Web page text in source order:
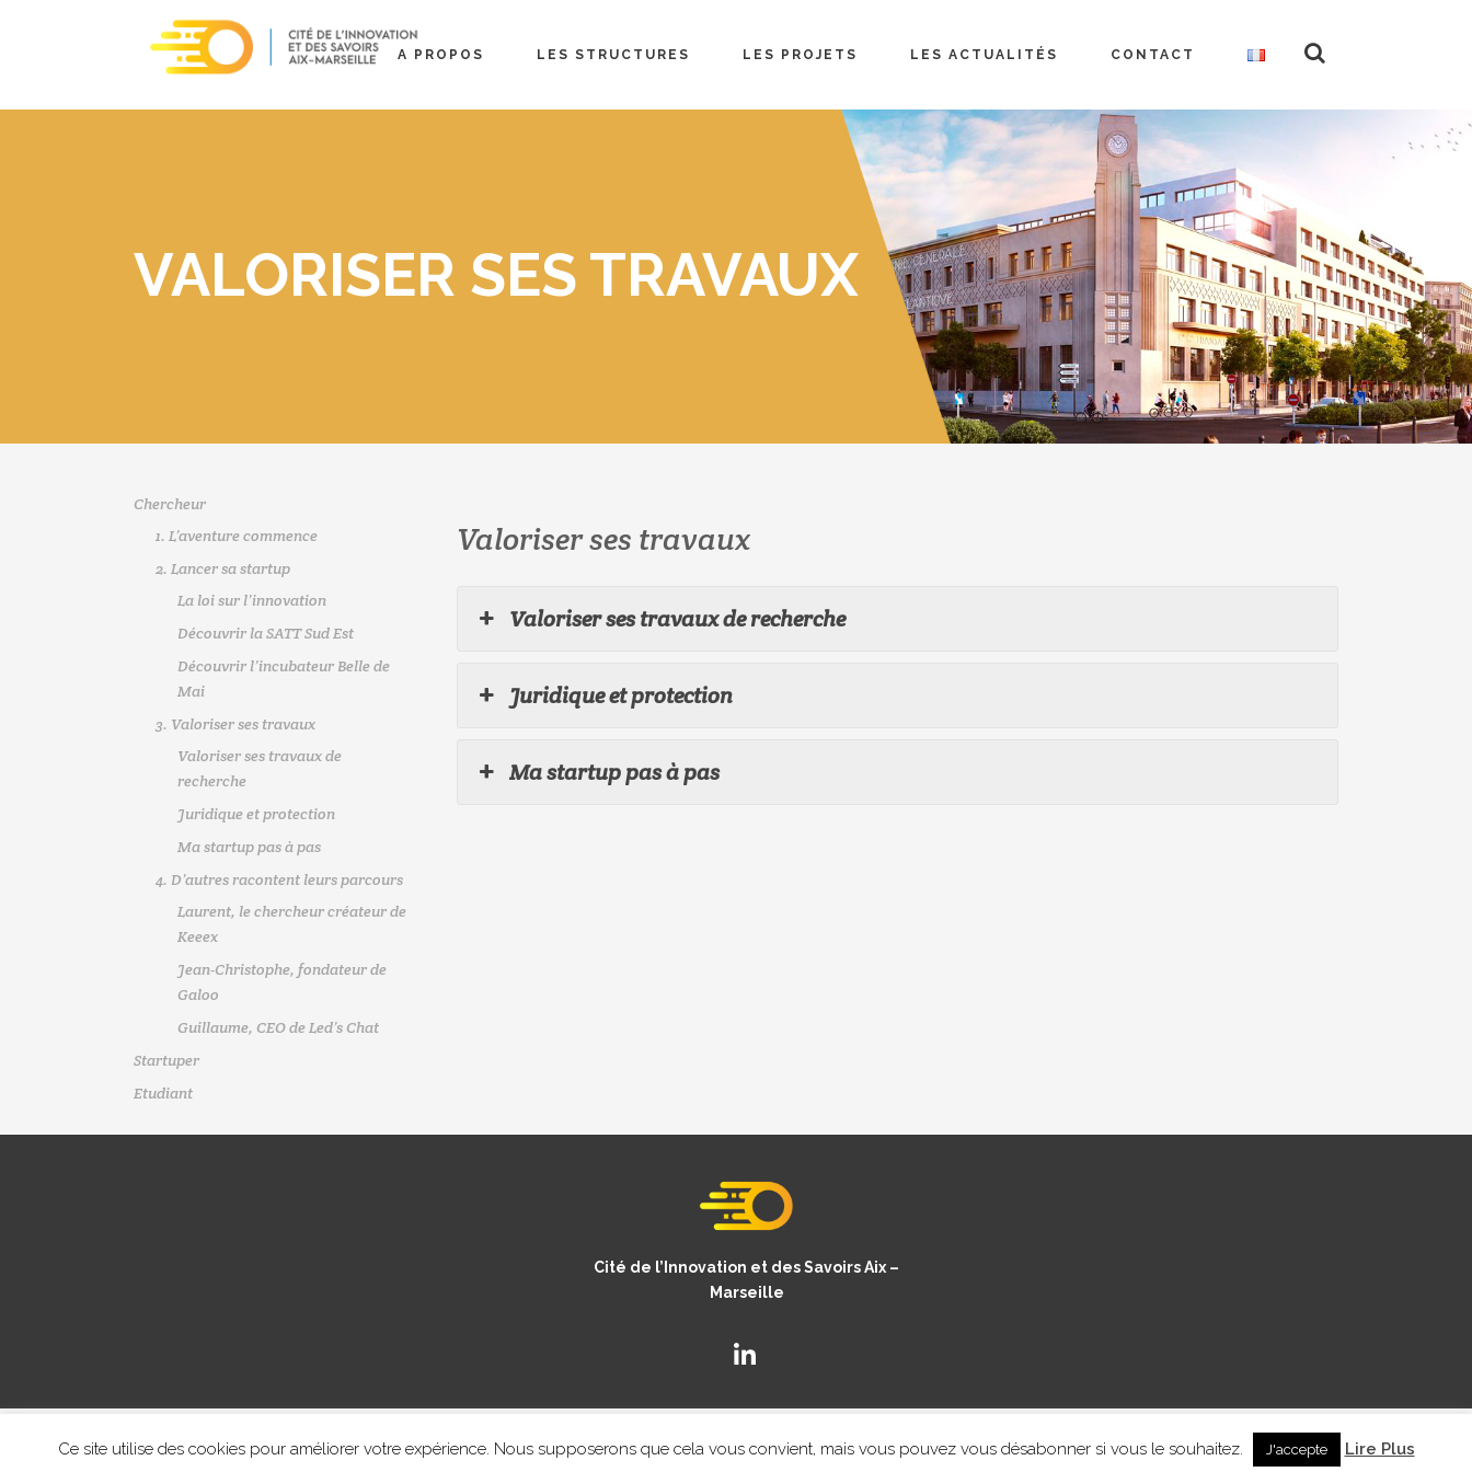
A PROPOS LES STRUCTURES LES PROJETS LES ACTUALITÉS CONTACT
VALORISER SES TRAVAUX
Chercheur
1. L’aventure commence
2. Lancer sa startup
La loi sur l’innovation
Découvrir la SATT Sud Est
Découvrir l’incubateur Belle de
Mai
3. Valoriser ses travaux
Valoriser ses travaux de
recherche
Juridique et protection
Ma startup pas à pas
4. D’autres racontent leurs parcours
Laurent, le chercheur créateur de
Keeex
Jean-Christophe, fondateur de
Galoo
Guillaume, CEO de Led’s Chat
Startuper
Etudiant
Valoriser ses travaux
Valoriser ses travaux de recherche
Juridique et protection
Ma startup pas à pas
Cité de l’Innovation et des Savoirs Aix –
Marseille
© Copyright CISAM 2020- MENTIONS LEGALES
Ce site utilise des cookies pour améliorer votre expérience. Nous supposerons que cela vous convient, mais vous pouvez vous désabonner si vous le souhaitez. J'accepte Lire Plus